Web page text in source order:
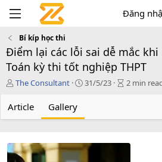
Đăng
Bí kíp học thi
Điểm lại các lỗi sai dễ mắc
Toán kỳ thi tốt nghiệp THPT
T
c
The Consultant
P
h
31/5/23
A
e
2 min
Article Gallery